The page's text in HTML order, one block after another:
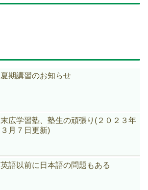
夏期講習のお知らせ
末広学習塾、塾生の頑張り(２０２３年
３月７日更新)
英語以前に日本語の問題もある